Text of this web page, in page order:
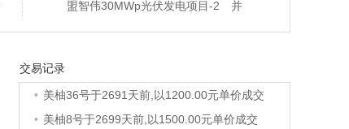
盟智伟30MWp光伏发电项目-2 并
交易记录
• 美柚40号于2690天前,以1200.00元单价成交
• 美柚36号于2691天前,以1200.00元单价成交
• 美柚8号于2699天前,以1500.00元单价成交